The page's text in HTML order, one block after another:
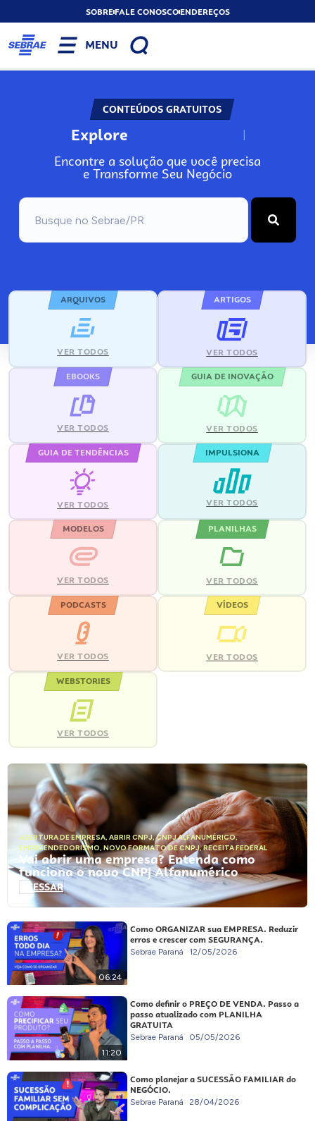
SOBREFALE CONOSCOENDEREÇOS
MENU
CONTEÚDOS GRATUITOS
Explore N
Encontre a solução que você precisa
e Transforme Seu Negócio
ARQUIVOS
VER TODOS
ARTIGOS
VER TODOS
EBOOKS
VER TODOS
GUIA DE INOVAÇÃO
VER TODOS
GUIA DE TENDÊNCIAS
VER TODOS
IMPULSIONA
VER TODOS
MODELOS
VER TODOS
PLANILHAS
VER TODOS
PODCASTS
VER TODOS
VÍDEOS
VER TODOS
WEBSTORIES
VER TODOS
ABERTURA DE EMPRESA, ABRIR CNPJ,CNPJ ALFANUMÉRICO,
EMPREENDEDORISMO, NOVO FORMATO DE CNPJ,RECEITA FEDERAL
Vai abrir uma empresa? Entenda como
funciona o novo CNPJ Alfanumérico
ACESSAR
06:24
Como ORGANIZAR sua EMPRESA. Reduzir
erros e crescer com SEGURANÇA.
Sebrae Paraná 12/05/2026
11:20
Como definir o PREÇO DE VENDA. Passo a
passo atualizado com PLANILHA
GRATUITA
Sebrae Paraná 05/05/2026
Como planejar a SUCESSÃO FAMILIAR do
NEGÓCIO.
Sebrae Paraná 28/04/2026